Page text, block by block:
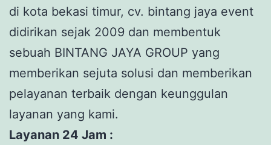
di kota bekasi timur, cv. bintang jaya event
didirikan sejak 2009 dan membentuk
sebuah BINTANG JAYA GROUP yang
memberikan sejuta solusi dan memberikan
pelayanan terbaik dengan keunggulan
layanan yang kami.
Layanan 24 Jam :